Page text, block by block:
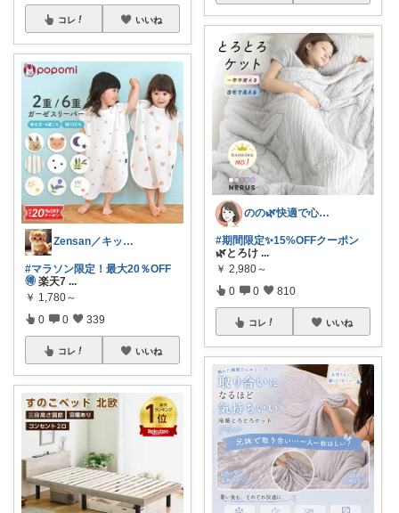
コレ いいね
Zensan／キッズ☆ベビーROOM
#マラソン限定！最大20％OFF
🉐 楽天7 ...
￥ 1,780～
0 0 339
コレ いいね
のの🌿快適で心地よい暮らし♡
#期間限定✨15%OFFクーポン
🌿とろけ ...
￥ 2,980～
0 0 810
コレ いいね